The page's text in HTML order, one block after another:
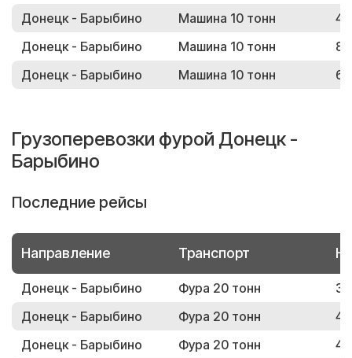
Донецк - Барыбино
Машина 10 тонн
Донецк - Барыбино
Машина 10 тонн
Донецк - Барыбино
Машина 10 тонн
Грузоперевозки фурой Донецк -
Барыбино
Последние рейсы
Направление Транспорт
Донецк - Барыбино Фура 20 тонн
Донецк - Барыбино
Фура 20 тонн
Донецк - Барыбино
Фура 20 тонн